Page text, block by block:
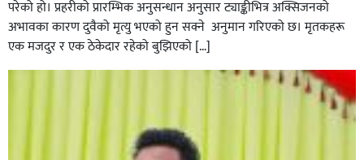
परेको हो। प्रहरीकाे प्रारम्भिक अनुसन्धान अनुसार ट्याङ्कीभित्र अक्सिजनको
अभावका कारण दुवैको मृत्यु भएको हुन सक्ने अनुमान गरिएको छ। मृतकहरू
एक मजदुर र एक ठेकेदार रहेको बुझिएको […]